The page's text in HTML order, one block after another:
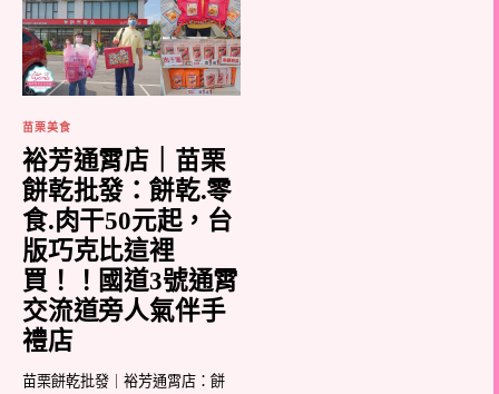
苗栗美食
裕芳通霄店｜苗栗
餅乾批發：餅乾.零
食.肉干50元起，台
版巧克比這裡
買！！國道3號通霄
交流道旁人氣伴手
禮店
苗栗餅乾批發｜裕芳通霄店：餅